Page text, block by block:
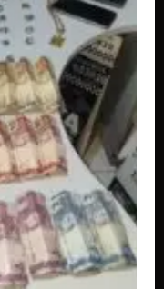
em Mato Grosso e
de Cuiabá e